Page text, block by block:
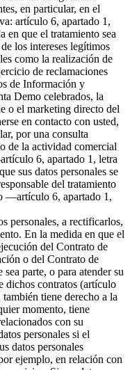
en particular, en el
artículo 6, apartado 1,
en que el tratamiento sea
los intereses legítimos
como la realización de
de reclamaciones
de Información y
Demo celebrados, la
o el marketing directo del
en contacto con usted,
por una consulta
de la actividad comercial
6, apartado 1, letra
sus datos personales se
del tratamiento
—artículo 6, apartado 1,
personales, a rectificarlos,
En la medida en que el
del Contrato de
o del Contrato de
parte, o para atender su
dichos contratos (artículo
tiene derecho a la
momento, tiene
con su
personales si el
datos personales
ejemplo, en relación con